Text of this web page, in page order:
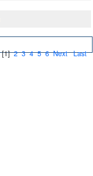
[1] 2 3 4 5 6 Next Last